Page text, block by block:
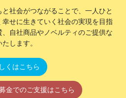
社会がつながることで、一人ひと
せに生きていく社会の実現を目指
自社商品やノベルティのご提供な
します。
くはこちら
金でのご支援はこちら